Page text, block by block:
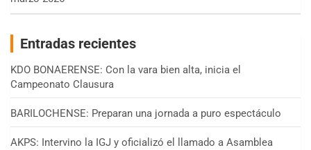
Entradas recientes
KDO BONAERENSE: Con la vara bien alta, inicia el
Campeonato Clausura
BARILOCHENSE: Preparan una jornada a puro espectáculo
AKPS: Intervino la IGJ y oficializó el llamado a Asamblea